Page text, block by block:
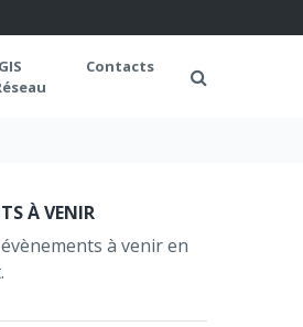
GIS
Contacts
À VENIR
à venir en